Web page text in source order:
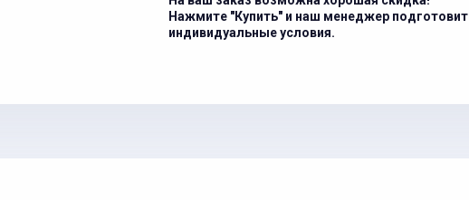
Нажмите "Купить" и наш менеджер подготовит
индивидуальные условия.